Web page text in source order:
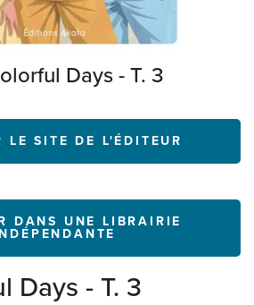
Days - T. 3
LE SITE DE L'ÉDITEUR
DANS UNE LIBRAIRIE
Days - T. 3